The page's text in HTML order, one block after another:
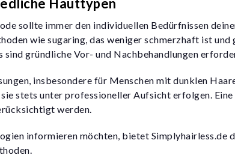
sollte immer den individuellen Bedürfnissen
wie sugaring, das weniger schmerzhaft ist
gründliche Vor- und Nachbehandlungen
insbesondere für Menschen mit dunklen
stets unter professioneller Aufsicht erfolgen.
werden.
informieren möchten, bietet